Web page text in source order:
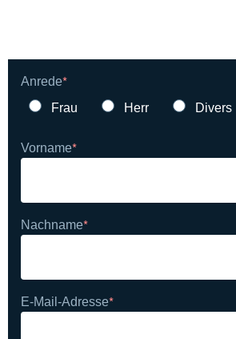
Anrede*
Frau Herr Divers
Vorname*
Nachname*
E-Mail-Adresse*